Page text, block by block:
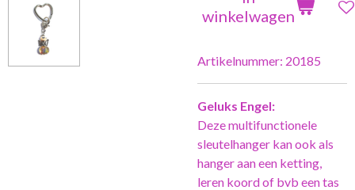
winkelwagen
Artikelnummer: 20185
Geluks Engel:
Deze multifunctionele
sleutelhanger kan ook als
hanger aan een ketting,
leren koord of bvb een tas